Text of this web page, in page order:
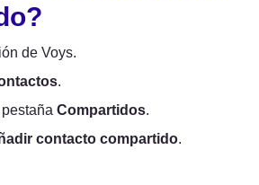
de Voys.
.
Compartidos.
contacto compartido.